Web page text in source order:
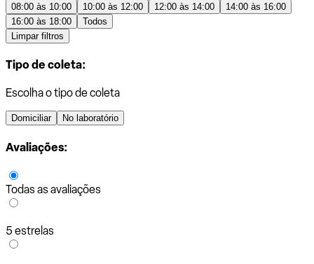
08:00 às 10:00 10:00 às 12:00 12:00 às 14:00
14:00 às 16:00
16:00 às 18:00
Todos
Limpar filtros
Tipo de coleta:
Escolha o tipo de coleta
Domiciliar No laboratório
Avaliações:
Todas as avaliações
5 estrelas